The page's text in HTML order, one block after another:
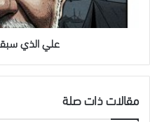
علي الذي
مقالات ذات صلة